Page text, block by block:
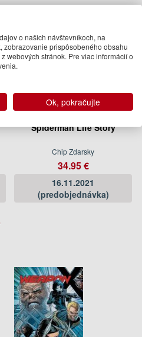
Spiderman Life Story
Chip Zdarsky
34.95 €
16.11.2021
(predobjednávka)
o našich návštevníkoch, na
zobrazovanie prispôsobeného obsahu
webových stránok. Pre viac informácií o
Ok, pokračujte